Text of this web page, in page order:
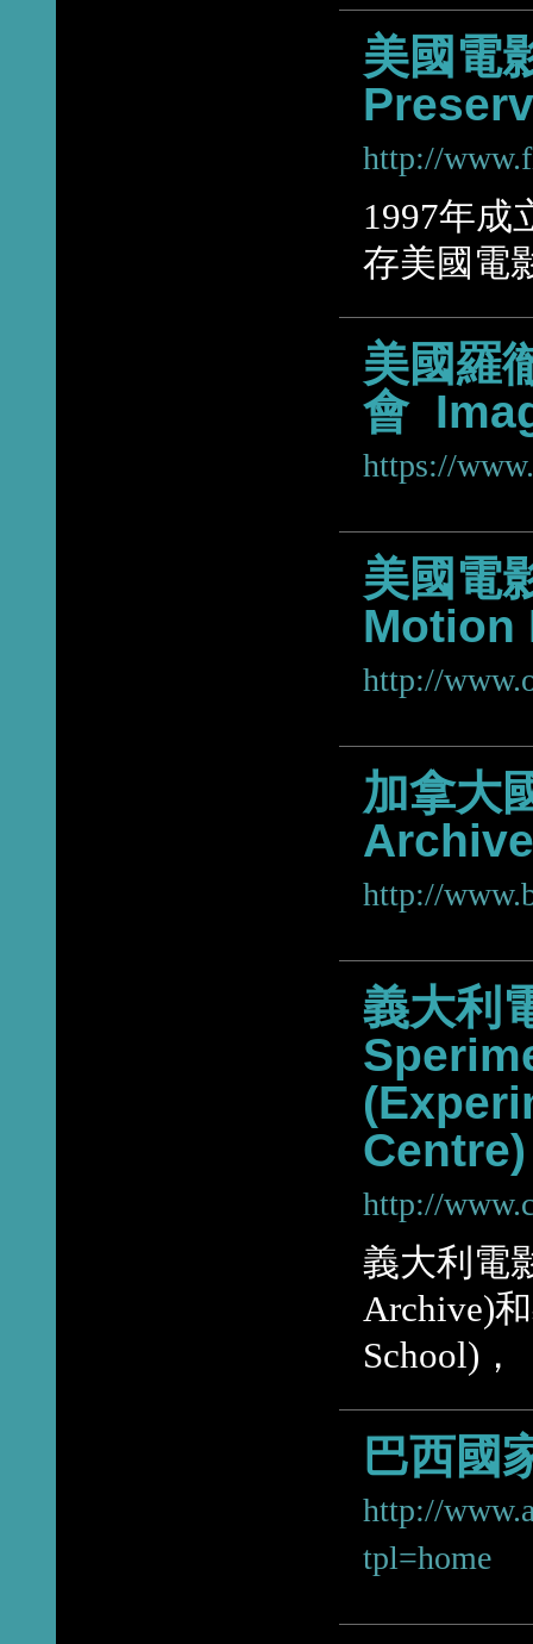
美國電
http://
1997年成
存美國電
美國羅
會
https://
美國電
Motion
http://
加拿大
http://
義大利
http://
義大利電
Archive)
School)，
巴西國
http://
tpl=home